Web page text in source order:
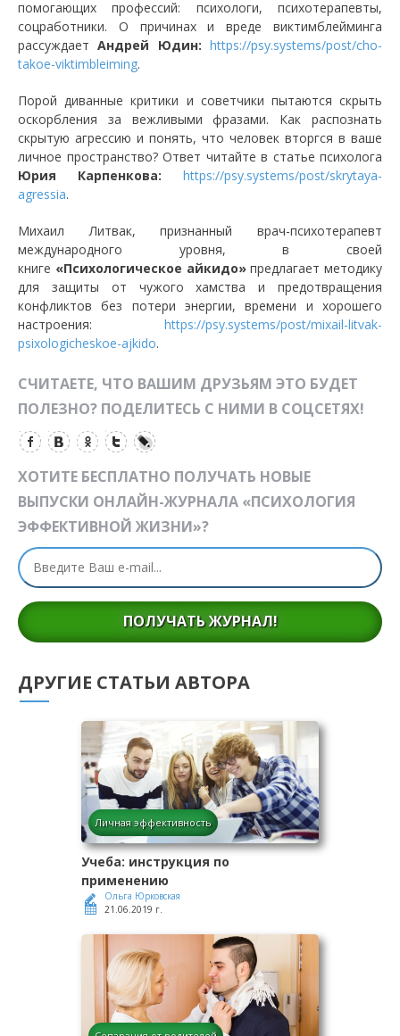
помогающих профессий: психологи, психотерапевты,
соцработники. О причинах и вреде виктимблейминга
рассуждаетАндрей Юдин:https://psy.systems/post/cho-
takoe-viktimbleiming.
Порой диванные критики и советчики пытаются скрыть
оскорбления за вежливыми фразами. Как распознать
скрытую агрессию и понять, что человек вторгся в ваше
личное пространство? Ответ читайте в статье психолога
Юрия Карпенкова:
https://psy.systems/post/skrytaya-
agressia.
Михаил Литвак, признанный врач-психотерапевт
международного уровня, в своей
книге «Психологическое айкидо»предлагает методику
для защиты от чужого хамства и предотвращения
конфликтов без потери энергии, времени и хорошего
настроения: https://psy.systems/post/mixail-litvak-
psixologicheskoe-ajkido.
СЧИТАЕТЕ, ЧТО ВАШИМ ДРУЗЬЯМ ЭТО БУДЕТ
ПОЛЕЗНО? ПОДЕЛИТЕСЬ С НИМИ В СОЦСЕТЯХ!
ХОТИТЕ БЕСПЛАТНО ПОЛУЧАТЬ НОВЫЕ
ВЫПУСКИ ОНЛАЙН-ЖУРНАЛА «ПСИХОЛОГИЯ
ЭФФЕКТИВНОЙ ЖИЗНИ»?
ПОЛУЧАТЬ ЖУРНАЛ!
ДРУГИЕ СТАТЬИ АВТОРА
Личная эффективность
Учеба: инструкция по
применению
Ольга Юрковская
21.06.2019 г.